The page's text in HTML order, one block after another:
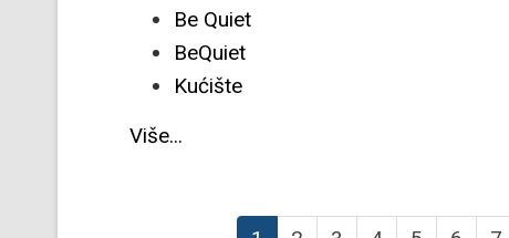
Be Quiet
BeQuiet
Kućište
Više...